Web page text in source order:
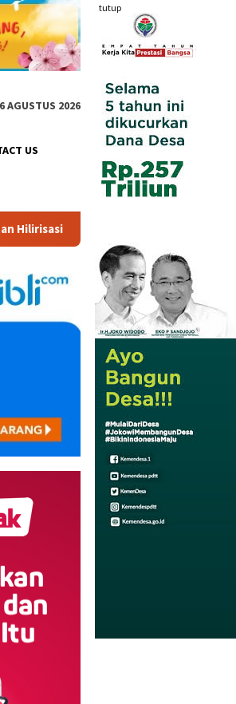
tutup
AGUSTUS 2026
US
FUN ASIA EXPO Indonesia 2026”